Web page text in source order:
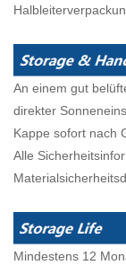
An einem gut
direkter
Kappe sofort nach
Alle
Mindestens 12